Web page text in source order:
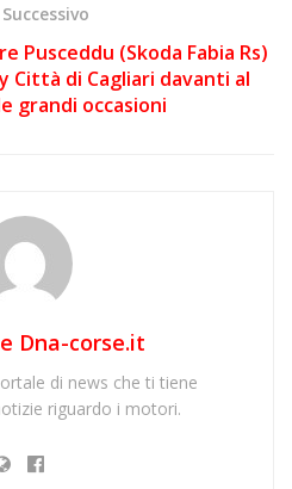
Pusceddu (Skoda Fabia Rs)
Città di Cagliari davanti al
grandi occasioni
Dna-corse.it
di news che ti tiene
riguardo i motori.